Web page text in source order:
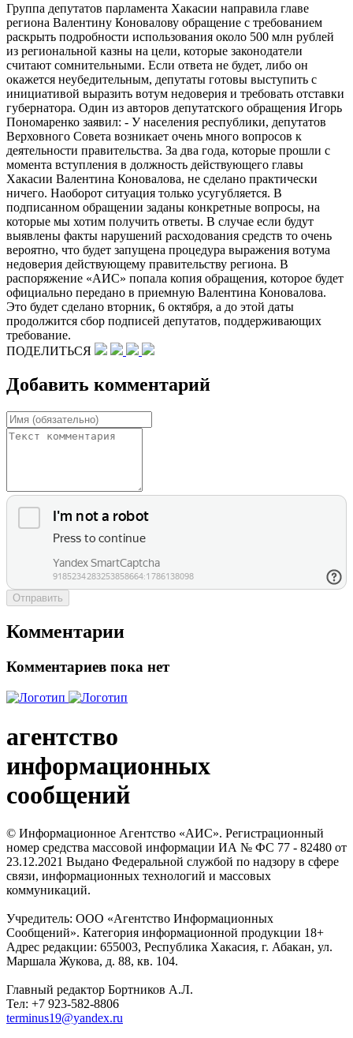
Группа депутатов парламента Хакасии направила главе
региона Валентину Коновалову обращение с требованием
раскрыть подробности использования около 500 млн рублей
из региональной казны на цели, которые законодатели
считают сомнительными. Если ответа не будет, либо он
окажется неубедительным, депутаты готовы выступить с
инициативой выразить вотум недоверия и требовать отставки
губернатора. Один из авторов депутатского обращения Игорь
Пономаренко заявил: - У населения республики, депутатов
Верховного Совета возникает очень много вопросов к
деятельности правительства. За два года, которые прошли с
момента вступления в должность действующего главы
Хакасии Валентина Коновалова, не сделано практически
ничего. Наоборот ситуация только усугубляется. В
подписанном обращении заданы конкретные вопросы, на
которые мы хотим получить ответы. В случае если будут
выявлены факты нарушений расходования средств то очень
вероятно, что будет запущена процедура выражения вотума
недоверия действующему правительству региона. В
распоряжение «АИС» попала копия обращения, которое будет
официально передано в приемную Валентина Коновалова.
Это будет сделано вторник, 6 октября, а до этой даты
продолжится сбор подписей депутатов, поддерживающих
требование.
ПОДЕЛИТЬСЯ
Добавить комментарий
Отправить
Комментарии
Комментариев пока нет
агентство
информационных
сообщений
© Информационное Агентство «АИС». Регистрационный
номер средства массовой информации ИА № ФС 77 - 82480 от
23.12.2021 Выдано Федеральной службой по надзору в сфере
связи, информационных технологий и массовых
коммуникаций.
Учредитель: ООО «Агентство Информационных
Сообщений». Категория информационной продукции 18+
Адрес редакции: 655003, Республика Хакасия, г. Абакан, ул.
Маршала Жукова, д. 88, кв. 104.
Главный редактор Бортников А.Л.
Тел: +7 923-582-8806
terminus19@yandex.ru